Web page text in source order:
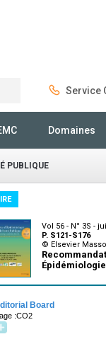
Service
Domaines
PUBLIQUE
Vol 56 - N° 3S -
P. S121-S176
© Elsevier
Board
:CO2